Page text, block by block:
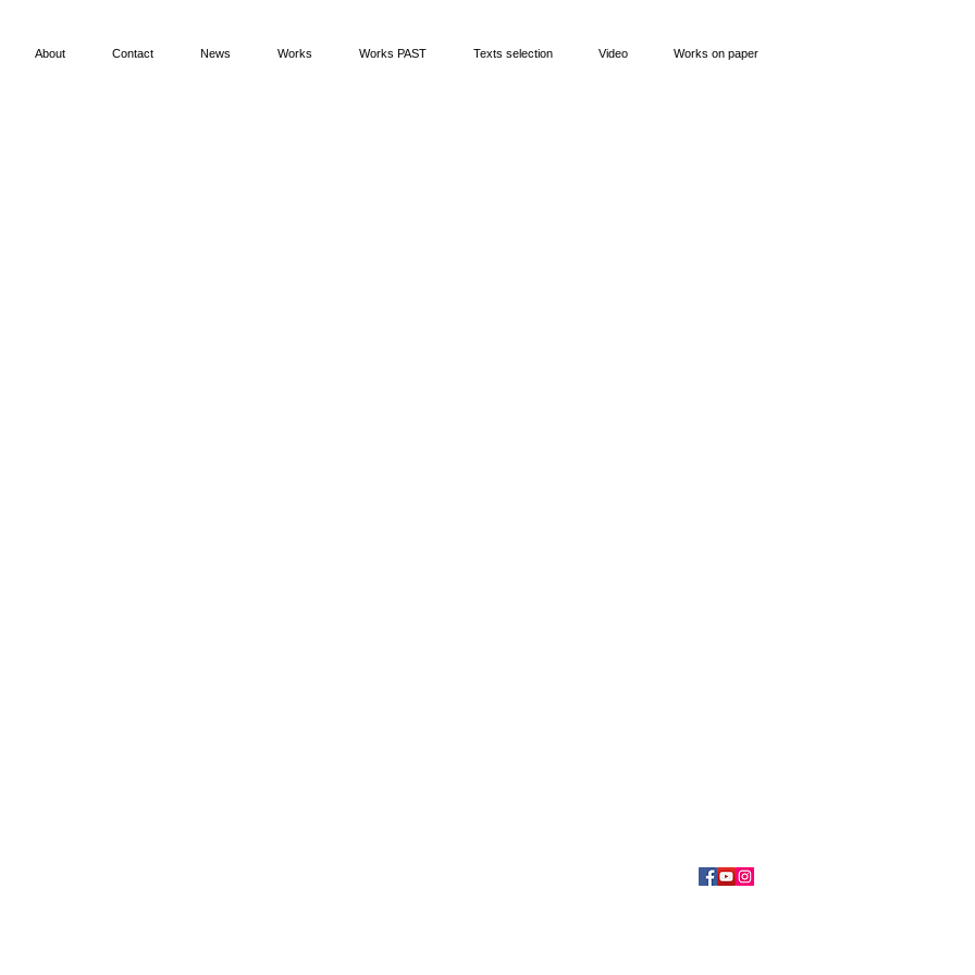
About Contact News Works Works PAST Texts selection Video Works on paper